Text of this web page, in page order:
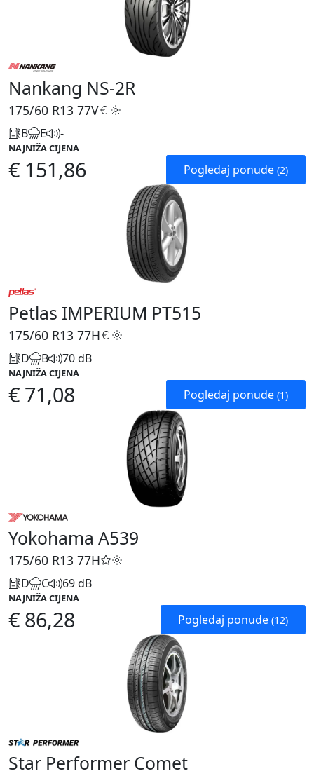
Nankang NS-2R
175/60 R13 77V
B E -
NAJNIŽA CIJENA
€ 151,86 Pogledaj ponude (2)
Petlas IMPERIUM PT515
175/60 R13 77H
D B 70 dB
NAJNIŽA CIJENA
€ 71,08 Pogledaj ponude (1)
Yokohama A539
175/60 R13 77H
D C 69 dB
NAJNIŽA CIJENA
€ 86,28 Pogledaj ponude (12)
Star Performer Comet